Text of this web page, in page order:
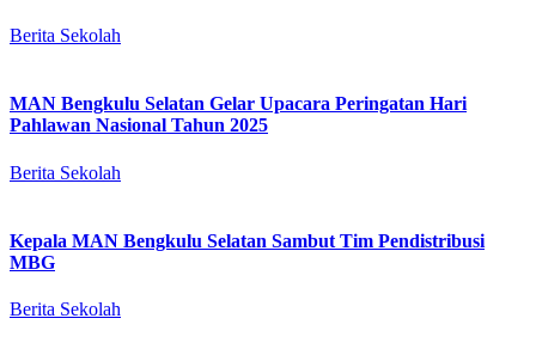
Berita Sekolah
MAN Bengkulu Selatan Gelar Upacara Peringatan Hari
Pahlawan Nasional Tahun 2025
Berita Sekolah
Kepala MAN Bengkulu Selatan Sambut Tim Pendistribusi
MBG
Berita Sekolah